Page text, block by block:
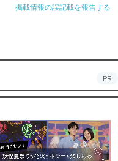
掲載情報の誤記載を報告する
PR